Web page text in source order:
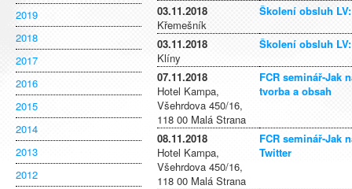
2019
2018
2017
2016
2015
2014
2013
2012
03.11.2018
Křemešník
Školení obsluh
03.11.2018
Klíny
Školení obsluh LV:
07.11.2018
Hotel Kampa,
Všehrdova 450/16,
118 00 Malá Strana
FCR seminář-Jak
tvorba a obsah
08.11.2018
Hotel Kampa,
Všehrdova 450/16,
118 00 Malá Strana
FCR seminář-Jak
Twitter